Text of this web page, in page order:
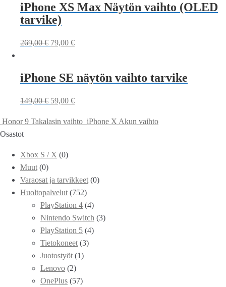
iPhone XS Max Näytön vaihto (OLED
tarvike)
269,00€ 79,00 €
iPhone SE näytön vaihto tarvike
149,00€ 59,00 €
Honor 9 Takalasin vaihto iPhone X Akun vaihto
Osastot
Xbox S / X (0)
Muut (0)
Varaosat ja tarvikkeet (0)
Huoltopalvelut (752)
PlayStation 4 (4)
Nintendo Switch (3)
PlayStation 5 (4)
Tietokoneet (3)
Juotostyöt (1)
Lenovo (2)
OnePlus (57)